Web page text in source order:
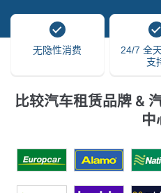
无隐性消费
24/7 全
支
比较汽车租赁品牌 &
中